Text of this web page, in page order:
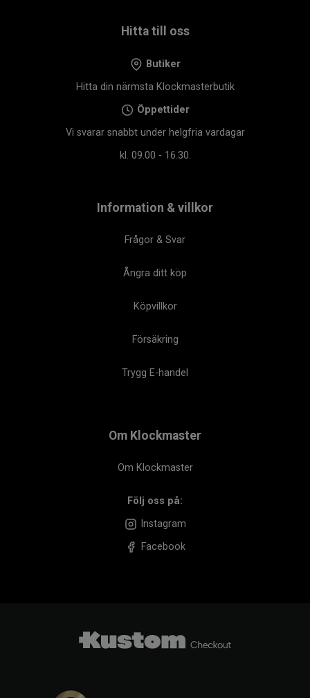
Hitta till oss
Butiker
Hitta din närmsta Klockmasterbutik
Öppettider
Vi svarar snabbt under helgfria vardagar
kl. 09.00 - 16.30.
Information & villkor
Frågor & Svar
Ångra ditt köp
Köpvillkor
Försäkring
Trygg E-handel
Om Klockmaster
Om Klockmaster
Följ oss på:
Instagram
Facebook